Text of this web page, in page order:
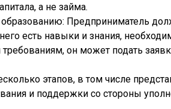
а не займа.
Предприниматель
есть навыки и знания,
он может подать
этапов, в том числе
и поддержки со стороны